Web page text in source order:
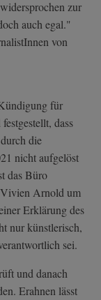
zur
auch egal."
von
für
dass
die
nicht aufgelöst
das Büro
Arnold um
Erklärung des
nur künstlerisch,
sei.
und danach
Erahnen lässt